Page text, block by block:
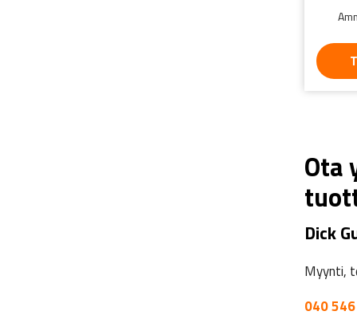
Ota
Dick
Myynti,
040